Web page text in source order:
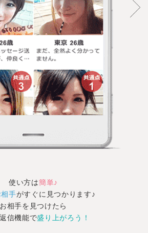
使い方は簡単♪
手がすぐに見つかります♪
お相手を見つけたら
信機能で盛り上がろう！